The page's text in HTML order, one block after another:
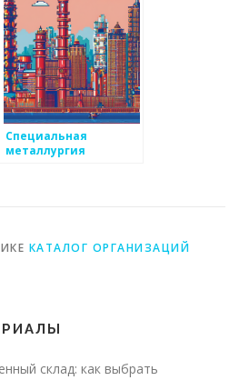
Специальная
металлургия
КАТАЛОГ ОРГАНИЗАЦИЙ
склад: как выбрать